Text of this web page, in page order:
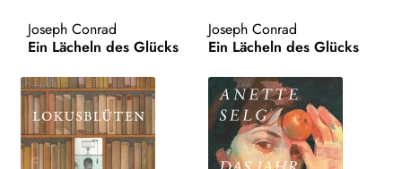
AKTUELLES
NEWSLETTER
WEITERE VERLAGE
Joseph Conrad
Ein Lächeln des Glücks
Joseph Conrad
Ein Lächeln des Glücks